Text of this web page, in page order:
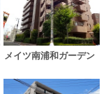
メイツ南浦和ガーデン